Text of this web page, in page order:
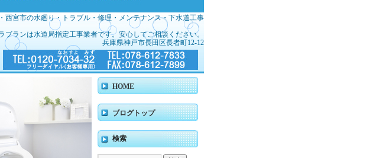
西宮市の水廻り・トラブル・修理・メンテナンス・下水道工事
ブランは水道局指定工事業者です。安心してご相談ください。
兵庫県神戸市長田区長者町12-12
HOME
ブログトップ
検索